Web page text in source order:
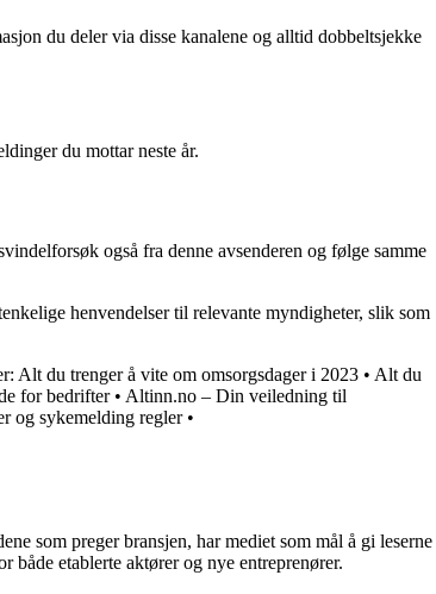
du deler via disse kanalene og alltid dobbeltsjekke
du mottar neste år.
også fra denne avsenderen og følge samme
henvendelser til relevante myndigheter, slik som
Alt du trenger å vite om omsorgsdager i 2023 • Alt du
for bedrifter• Altinn.no – Din veiledning til
og sykemelding regler•
som preger bransjen, har mediet som mål å gi leserne
etablerte aktører og nye entreprenører.